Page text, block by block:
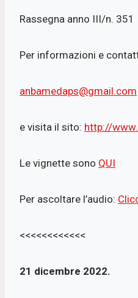
Rassegna anno III/n. 351
Per informazioni e
anbamedaps@gmail.com
e visita il sito: http://
Le vignette sono QUI
Per ascoltare l’audio:
<<<<<<<<<<<<
21 dicembre 2022.